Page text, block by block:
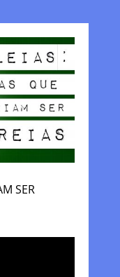
SER